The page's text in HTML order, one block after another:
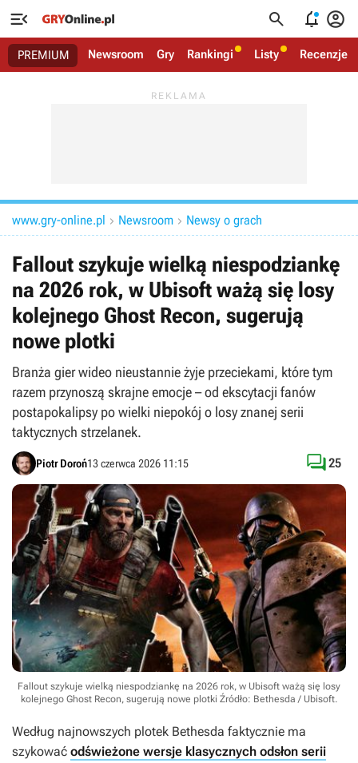
   
PREMIUM Newsroom Gry Rankingi Listy Recenzje
www.gry-online.pl  Newsroom  Newsy o grach
Fallout szykuje wielką niespodziankę
na 2026 rok, w Ubisoft ważą się losy
kolejnego Ghost Recon, sugerują
nowe plotki
Branża gier wideo nieustannie żyje przeciekami, które tym
razem przynoszą skrajne emocje – od ekscytacji fanów
postapokalipsy po wielki niepokój o losy znanej serii
taktycznych strzelanek.
Piotr Doroń13 czerwca 2026 11:15 25
Fallout szykuje wielką niespodziankę na 2026 rok, w Ubisoft ważą się losy
kolejnego Ghost Recon, sugerują nowe plotki Źródło: Bethesda / Ubisoft.
Według najnowszych plotek Bethesda faktycznie ma
szykować odświeżone wersje klasycznych odsłon serii